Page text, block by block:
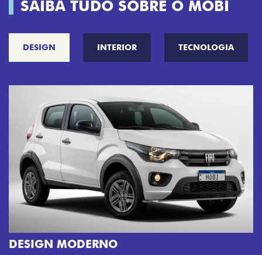
SAIBA TUDO SOBRE O MOBI
DESIGN INTERIOR TECNOLOGIA
CINCO OPÇÕES DE CORES
O Fiat Mobi tem sempre uma opção de cor que é a
sua cara. Escolha entre o Preto Vulcano, Vermelho